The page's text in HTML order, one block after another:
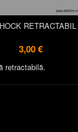
3,00 €
retractabilă.